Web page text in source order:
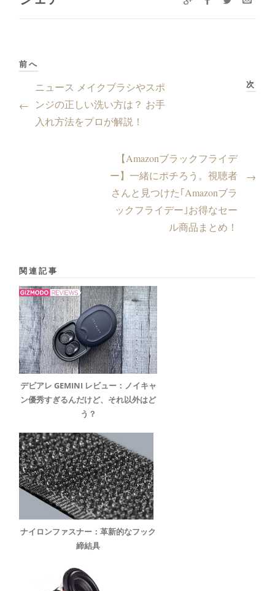
前へ
←
ニュース メイクブラシやスポ
ンジの正しい洗い方は？ お手
入れ方法をプロが解説！
次
【Amazonブラックフライデ
ー】一緒にポチろう。視聴者
さんと見つけた｢Amazonブラ
ックフライデー｣お得なセー
ル商品まとめ！
→
関連記事
デビアレ GEMINI レビュー：ノイキャ
ン優秀すぎるんだけど、それ以外はど
う？
ナイロンファスナー：革新的なフック
締結具